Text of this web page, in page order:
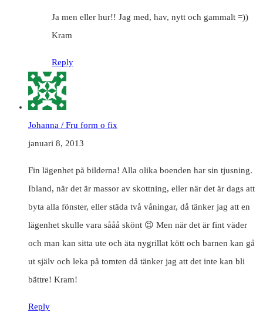
Ja men eller hur!! Jag med, hav, nytt och gammalt =))
Kram
Reply
Johanna / Fru form o fix
januari 8, 2013
Fin lägenhet på bilderna! Alla olika boenden har sin tjusning.
Ibland, när det är massor av skottning, eller när det är dags att
byta alla fönster, eller städa två våningar, då tänker jag att en
lägenhet skulle vara sååå skönt 😉 Men när det är fint väder
och man kan sitta ute och äta nygrillat kött och barnen kan gå
ut själv och leka på tomten då tänker jag att det inte kan bli
bättre! Kram!
Reply